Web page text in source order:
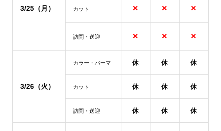
3/25（月） カット × × ×
訪問・送迎 × × ×
3/26（火）
カラー・パーマ 休 休 休
カット 休 休 休
訪問・送迎 休 休 休